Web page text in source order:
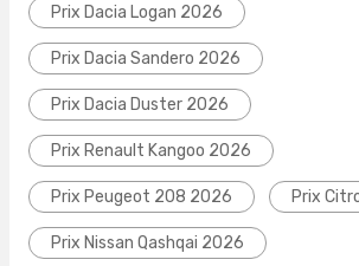
Prix Dacia Logan 2026
Prix Dacia Sandero 2026
Prix Dacia Duster 2026
Prix Renault Kangoo 2026
Prix Peugeot 208 2026 Prix
Prix Nissan Qashqai 2026